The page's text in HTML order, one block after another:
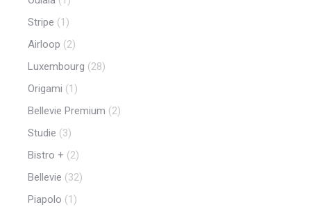
Stripe (1)
Airloop (2)
Luxembourg (28)
Origami (1)
Bellevie Premium (2)
Studie (3)
Bistro + (2)
Bellevie (32)
Piapolo (1)